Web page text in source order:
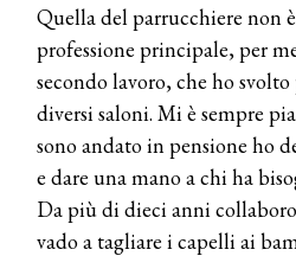
Quella del parrucchiere non
professione principale, per
secondo lavoro, che ho
diversi saloni. Mi è sempre
sono andato in pensione ho
e dare una mano a chi ha
Da più di dieci anni
vado a tagliare i capelli ai